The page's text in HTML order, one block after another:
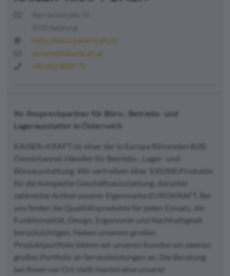
https://www.kaiserkraft.at/
service@kaiserkraft.at
+43 662 8881 75
Ihr Ansprechpartner für Büro-, Betriebs- und
Lagerausstatter in Österreich
KAISER+KRAFT ist einer der in Europa führenden B2B-
Omnichannel-Händler für Betriebs-, Lager- und
Büroausstattung. Wir vertreiben über 100.000 Produkte
für die komplette Geschäftsausstattung, darunter
zahlreiche Artikel unserer Eigenmarke EUROKRAFT. Bei
uns finden Sie Qualitätsprodukte für jeden Einsatz, die
Funktionalität, Design, Ergonomie und Nachhaltigkeit
berücksichtigen. Neben unserem großen
Produktportfolio bieten wir unseren Kunden ein ebenso
großes Portfolio an Serviceleistungen an. Die Beratung
bei Ihnen vor Ort stellt hierbei eine unserer